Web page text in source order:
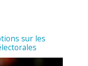
sur les